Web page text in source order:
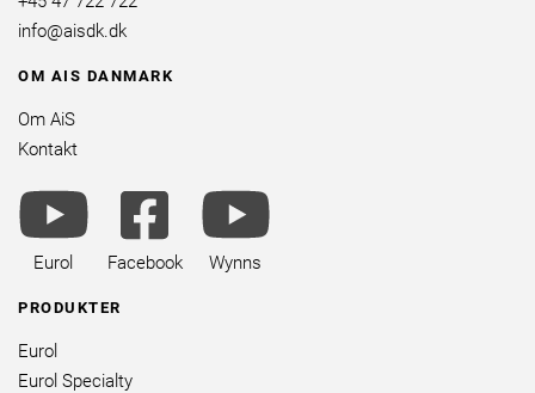
info@aisdk.dk
OM AIS DANMARK
Om AiS
Kontakt
youtube
brands
Eurol
facebook
square
brands
Facebook
Wynns
PRODUKTER
Eurol
Eurol Specialty